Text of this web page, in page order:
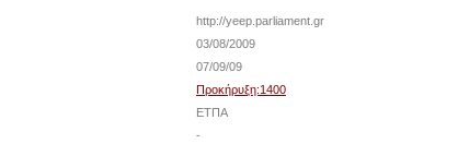
http://yeep.parliament.gr
03/08/2009
07/09/09
Προκήρυξη:1400
ΕΤΠΑ
-